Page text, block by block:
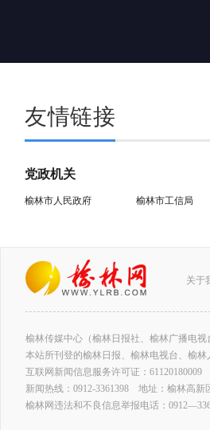
友情链接
党政机关
榆林市人民政府 榆林市工信局
关于
榆林传媒中心（榆林日报社、榆林广播电视
本站所刊登的榆林日报、榆林电视台、榆
互联网新闻信息服务许可证：
新闻热线：0912-3361398 地址：榆林高
榆林网违法和不良信息举报电话：